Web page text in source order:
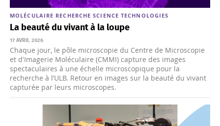
MOLÉCULAIRE RECHERCHE SCIENCE TECHNOLOGIES
La beauté du vivant à la loupe
17 AVRIL 2026
Chaque jour, le pôle microscopie du Centre de Microscopie
et d'Imagerie Moléculaire (CMMI) capture des images
spectaculaires à une échelle microscopique pour la
recherche à l’ULB. Retour en images sur la beauté du vivant
capturée par leurs microscopes.